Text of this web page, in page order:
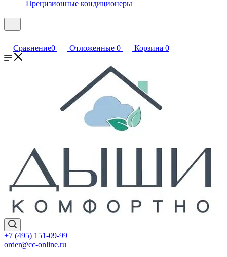
Прецизионные кондиционеры
Сравнение0 Отложенные 0 Корзина 0
+7 (495) 151-09-99
order@cc-online.ru